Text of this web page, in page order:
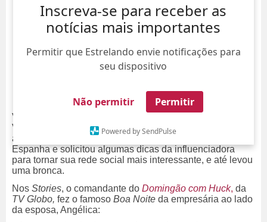
Inscreva-se para receber as
notícias mais importantes
Permitir que Estrelando envie notificações para
seu dispositivo
Não permitir Permitir
Powered by SendPulse
Você já imaginou Luciano Huck pedindo ajuda para
Virginia Fonseca? Mas é exatamente isso que está
acontecendo! O apresentador está viajando pela
Espanha e solicitou algumas dicas da influenciadora
para tornar sua rede social mais interessante, e até levou
uma bronca.
Nos Stories, o comandante do Domingão com Huck, da
TV Globo, fez o famoso Boa Noite da empresária ao lado
da esposa, Angélica: